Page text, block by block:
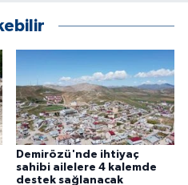
Demirözü'nde ihtiyaç
sahibi ailelere 4 kalemde
destek sağlanacak